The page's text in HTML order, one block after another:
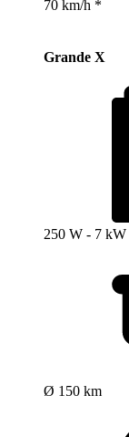
70 km/h *
Grande X
250 W - 7 kW
Ø 150 km